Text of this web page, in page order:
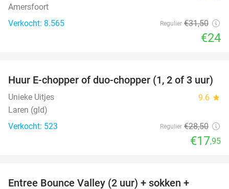
Amersfoort
Verkocht: 8.565
Regulier €31,50
€24
37%
Huur E-chopper of duo-chopper (1, 2 of 3 uur)
Unieke Uitjes 9.6 star
Laren (gld)
Verkocht: 523
Regulier €28,50
€17,95
Entree Bounce Valley (2 uur) + sokken +